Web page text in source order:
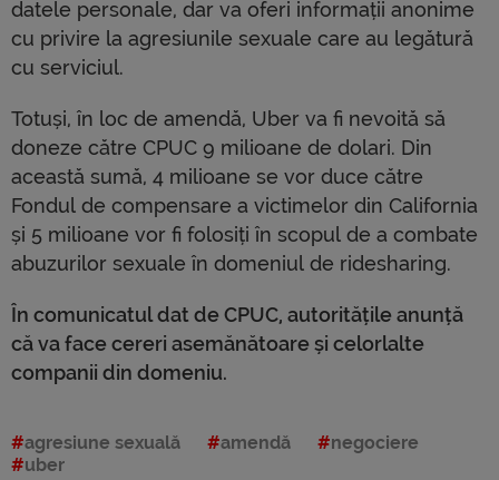
datele personale, dar va oferi informații anonime
cu privire la agresiunile sexuale care au legătură
cu serviciul.
Totuși, în loc de amendă, Uber va fi nevoită să
doneze către CPUC 9 milioane de dolari. Din
această sumă, 4 milioane se vor duce către
Fondul de compensare a victimelor din California
și 5 milioane vor fi folosiți în scopul de a combate
abuzurilor sexuale în domeniul de ridesharing.
În comunicatul dat de CPUC, autoritățile anunță
că va face cereri asemănătoare și celorlalte
companii din domeniu.
agresiune sexuală amendă
negociere
uber